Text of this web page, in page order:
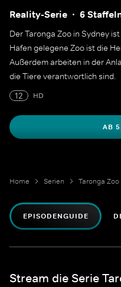
Reality-Serie 6
Der Taronga Zoo in Sydney
Hafen gelegene Zoo ist die
Außerdem arbeiten in der
die Tiere verantwortlich sind.
12
HD
AB
Home Serien Taronga
EPISODENGUIDE
Stream die Serie